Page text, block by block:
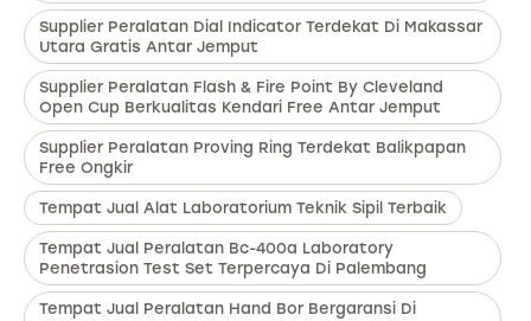
Supplier Peralatan Dial Indicator Terdekat Di Makassar
Utara Gratis Antar Jemput
Supplier Peralatan Flash & Fire Point By Cleveland
Open Cup Berkualitas Kendari Free Antar Jemput
Supplier Peralatan Proving Ring Terdekat Balikpapan
Free Ongkir
Tempat Jual Alat Laboratorium Teknik Sipil Terbaik
Tempat Jual Peralatan Bc-400a Laboratory
Penetrasion Test Set Terpercaya Di Palembang
Tempat Jual Peralatan Hand Bor Bergaransi Di